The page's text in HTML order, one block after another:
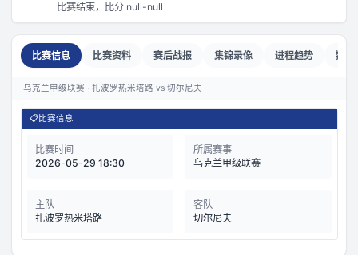
比赛结束，比分 null-null
比赛信息 比赛资料 赛后战报 集锦录像 进程趋势 数据
乌克兰甲级联赛 · 扎波罗热米塔路 vs 切尔尼夫
📋比赛信息
比赛时间
2026-05-29 18:30
所属赛事
乌克兰甲级联赛
主队
扎波罗热米塔路
客队
切尔尼夫